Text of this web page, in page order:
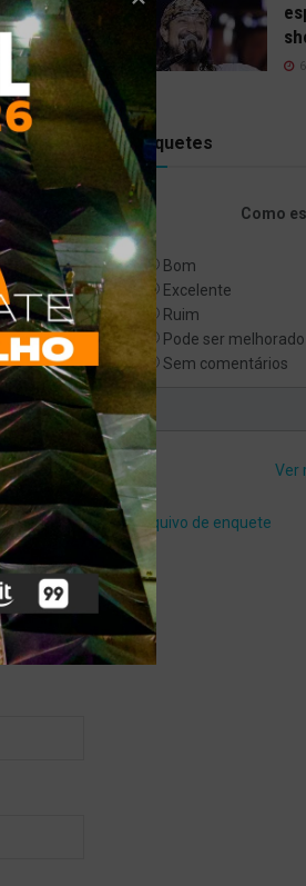
Enquetes
Como
Bom
Excelente
Ruim
Pode ser melhorado
Sem comentários
Ver
Arquivo de enquete